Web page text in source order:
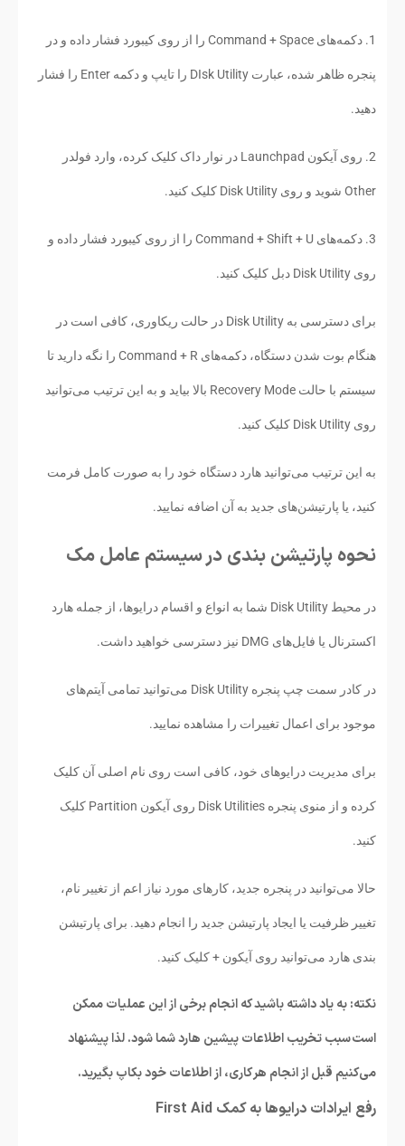
1. دکمه‌های Command + Space را از روی کیبورد فشار داده و در
پنجره ظاهر شده، عبارت DIsk Utility را تایپ و دکمه Enter را فشار
دهید.
2. روی آیکون Launchpad در نوار داک کلیک کرده، وارد فولدر
Other شوید و روی Disk Utility کلیک کنید.
3. دکمه‌های Command + Shift + U را از روی کیبورد فشار داده و
روی Disk Utility دبل کلیک کنید.
برای دسترسی به Disk Utility در حالت ریکاوری، کافی است در
هنگام بوت شدن دستگاه، دکمه‌های Command + R را نگه دارید تا
سیستم با حالت Recovery Mode بالا بیاید و به این ترتیب می‌توانید
روی Disk Utility کلیک کنید.
به این ترتیب می‌توانید هارد دستگاه خود را به صورت کامل فرمت
کنید، یا پارتیشن‌های جدید به آن اضافه نمایید.
نحوه پارتیشن بندی در سیستم عامل مک
در محیط Disk Utility شما به انواع و اقسام درایوها، از جمله هارد
اکسترنال یا فایل‌های DMG نیز دسترسی خواهید داشت.
در کادر سمت چپ پنجره Disk Utility می‌توانید تمامی آیتم‌های
موجود برای اعمال تغییرات را مشاهده نمایید.
برای مدیریت درایو‌های خود، کافی است روی نام اصلی آن کلیک
کرده و از منوی پنجره Disk Utilities روی آیکون Partition کلیک
کنید.
حالا می‌توانید در پنجره جدید، کارهای مورد نیاز اعم از تغییر نام،
تغییر ظرفیت یا ایجاد پارتیشن جدید را انجام دهید. برای پارتیشن
بندی هارد می‌توانید روی آیکون + کلیک کنید.
نکته: به یاد داشته باشید که انجام برخی از این عملیات ممکن
است سبب تخریب اطلاعات پیشین هارد شما شود. لذا پیشنهاد
می‌کنیم قبل از انجام هر کاری، از اطلاعات خود بکاپ بگیرید.
رفع ایرادات درایوها به کمک First Aid